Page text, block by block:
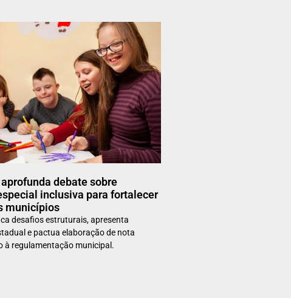
debate sobre
inclusiva para fortalecer
municípios
desafios estruturais, apresenta
e pactua elaboração de nota
à regulamentação municipal.